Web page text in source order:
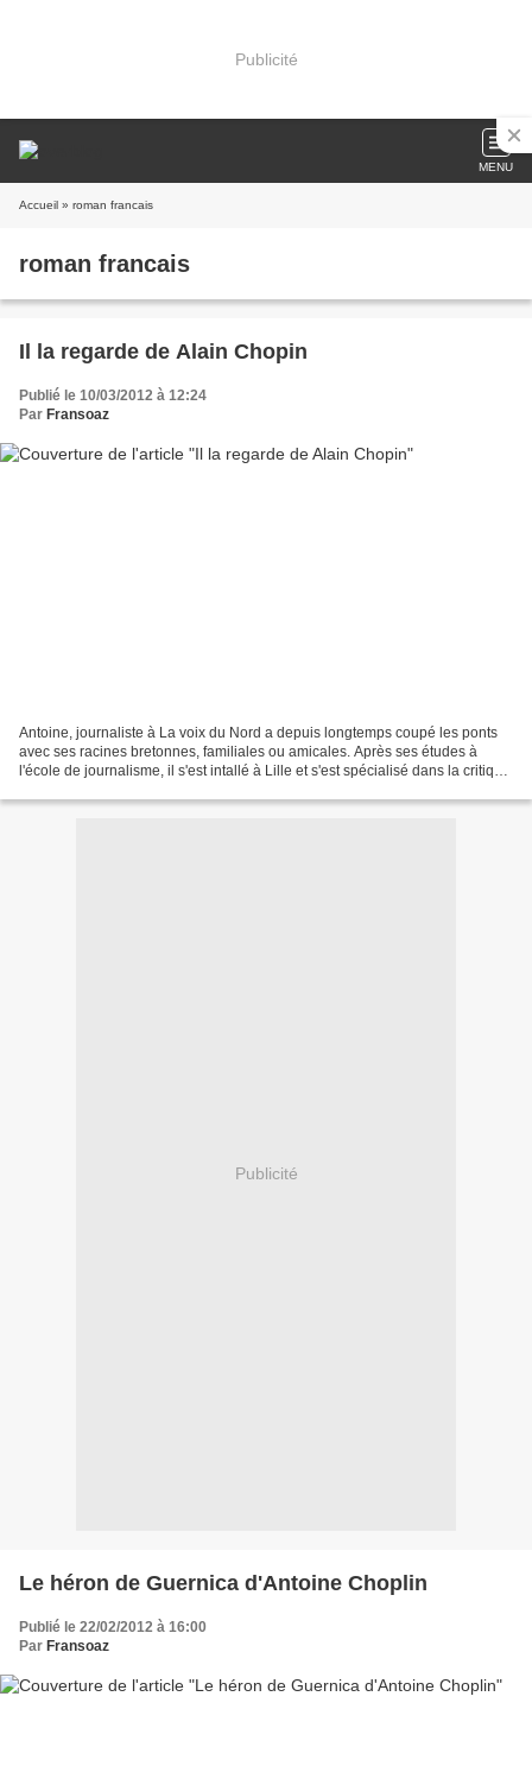
Publicité
MENU
Accueil » roman francais
roman francais
Il la regarde de Alain Chopin
Publié le 10/03/2012 à 12:24
Par Fransoaz
Antoine, journaliste à La voix du Nord a depuis longtemps coupé les ponts
avec ses racines bretonnes, familiales ou amicales. Après ses études à
l'école de journalisme, il s'est intallé à Lille et s'est spécialisé dans la critique
Publicité
Le héron de Guernica d'Antoine Choplin
Publié le 22/02/2012 à 16:00
Par Fransoaz